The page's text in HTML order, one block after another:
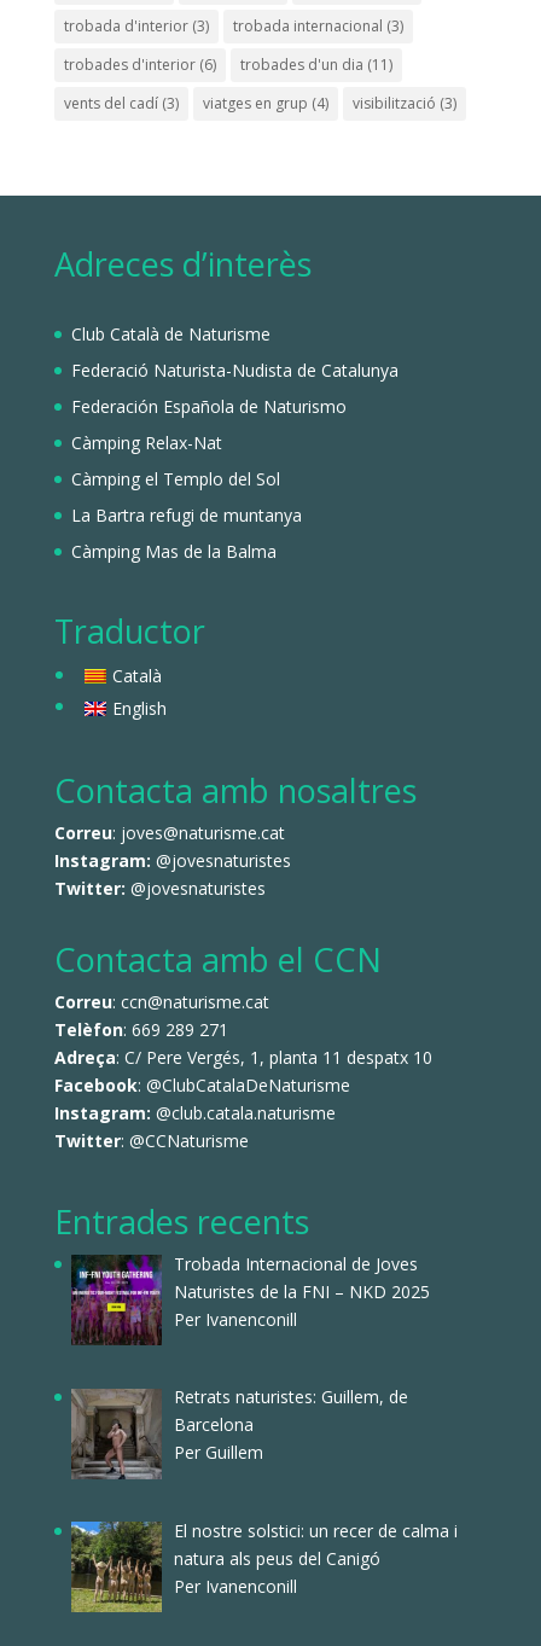
trobada d'interior(3) trobada internacional (3)
trobades d'interior(6) trobades d'un dia (11)
vents del cadí(3) viatges en grup (4) visibilització (3)
Adreces d’interès
Club Català de Naturisme
Federació Naturista-Nudista de Catalunya
Federación Española de Naturismo
Càmping Relax-Nat
Càmping el Templo del Sol
La Bartra refugi de muntanya
Càmping Mas de la Balma
Traductor
Català
English
Contacta amb nosaltres
Correu: joves@naturisme.cat
Instagram: @jovesnaturistes
Twitter: @jovesnaturistes
Contacta amb el CCN
Correu: ccn@naturisme.cat
Telèfon: 669 289 271
Adreça: C/ Pere Vergés, 1, planta 11 despatx 10
Facebook: @ClubCatalaDeNaturisme
Instagram: @club.catala.naturisme
Twitter: @CCNaturisme
Entrades recents
Trobada Internacional de Joves
Naturistes de la FNI – NKD 2025
Per Ivanenconill
Retrats naturistes: Guillem, de
Barcelona
Per Guillem
El nostre solstici: un recer de calma i
natura als peus del Canigó
Per Ivanenconill